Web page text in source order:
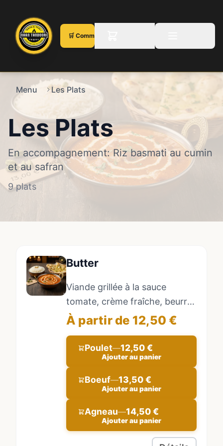
🛒 Commander en ligne
Menu Les Plats
Les Plats
En accompagnement: Riz basmati au cumin
et au safran
9 plats
Butter
Viande grillée à la sauce
tomate, crème fraîche, beurre
et aromates. Accompagné de
riz basmati.
À partir de 12,50 €
Poulet—12,50 €
Ajouter au panier
Boeuf—13,50 €
Ajouter au panier
Agneau—14,50 €
Ajouter au panier